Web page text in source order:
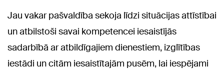
Jau vakar pašvaldība sekoja līdzi situācijas attīstībai
un atbilstoši savai kompetencei iesaistījās
sadarbībā ar atbildīgajiem dienestiem, izglītības
iestādi un citām iesaistītajām pusēm, lai iespējami